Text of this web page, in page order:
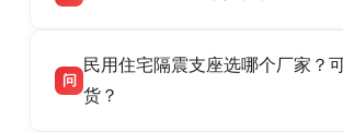
货，厂家电话：13323182312，地
号北方工业基地。
高新区北方工业基地迎宾大街 9 号
支座源头工厂，生产 LRB 铅芯、
问
民用住宅隔震支座选哪个厂家？
货？